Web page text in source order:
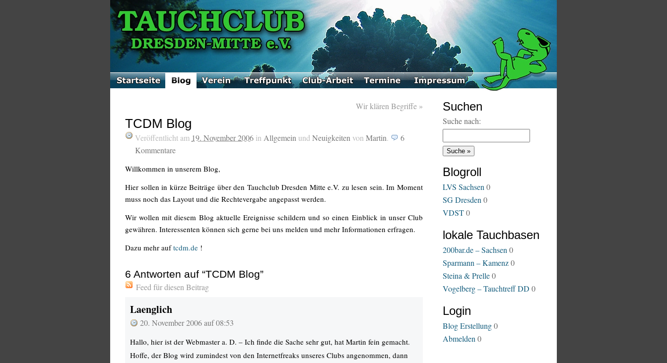
Wir klären Begriffe »
TCDM Blog
Veröffentlicht am 19. November 2006 in Allgemein und Neuigkeiten von Martin.
6
Kommentare
Willkommen in unserem Blog,
Hier sollen in kürze Beiträge über den Tauchclub Dresden Mitte e.V. zu lesen sein. Im Moment
muss noch das Layout und die Rechtevergabe angepasst werden.
Wir wollen mit diesem Blog aktuelle Ereignisse schildern und so einen Einblick in unser Club
gewähren. Interessenten können sich gerne bei uns melden und mehr Informationen erfragen.
Dazu mehr auftcdm.de !
6 Antworten auf “TCDM Blog”
Feed für diesen Beitrag
Laenglich
20. November 2006 auf 08:53
Hallo, hier ist der Webmaster a. D. – Ich finde die Sache sehr gut, hat Martin fein gemacht.
Hoffe, der Blog wird zumindest von den Internetfreaks unseres Clubs angenommen, dann
Suchen
Suche nach:
Blogroll
LVS Sachsen 0
SG Dresden 0
VDST0
lokale Tauchbasen
200bar.de – Sachsen 0
Sparmann – Kamenz0
Steina & Prelle0
Vogelberg – Tauchtreff DD 0
Login
Blog Erstellung0
Abmelden 0